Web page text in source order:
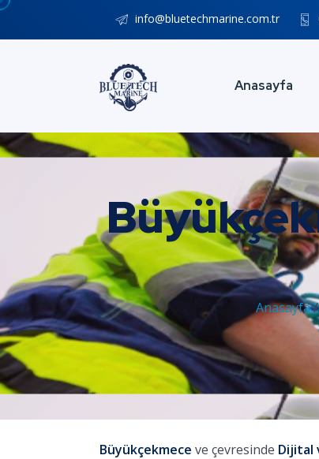
info@bluetechmarine.com.tr
Anasayfa
Anasayfa
Büyükçekmece ve çevresinde Dijital